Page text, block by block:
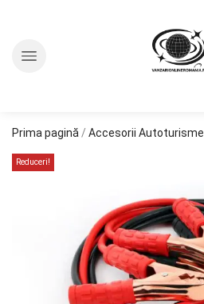
Prima pagină / Accesorii Autoturisme
Reduceri!